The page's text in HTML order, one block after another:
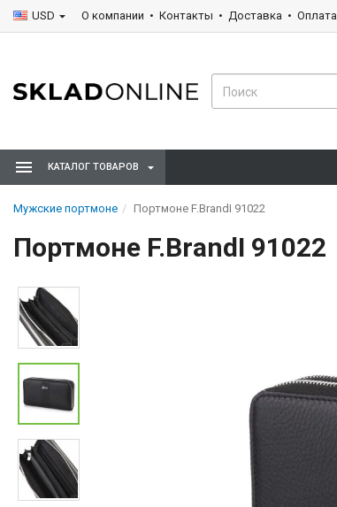
USD О компании Контакты Доставка Оплата
КАТАЛОГ ТОВАРОВ
Мужские портмоне Портмоне F.BrandI 91022
Портмоне F.BrandI 91022